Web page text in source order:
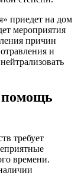
приедет на дом
мероприятия
причин
и
помощь
требует
времени.